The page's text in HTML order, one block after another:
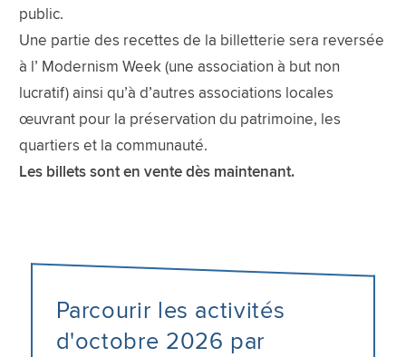
public.
Une partie des recettes de la billetterie sera reversée
à l’ Modernism Week (une association à but non
lucratif) ainsi qu’à d’autres associations locales
œuvrant pour la préservation du patrimoine, les
quartiers et la communauté.
Les billets sont en vente dès maintenant.
Parcourir les activités
d'octobre 2026 par